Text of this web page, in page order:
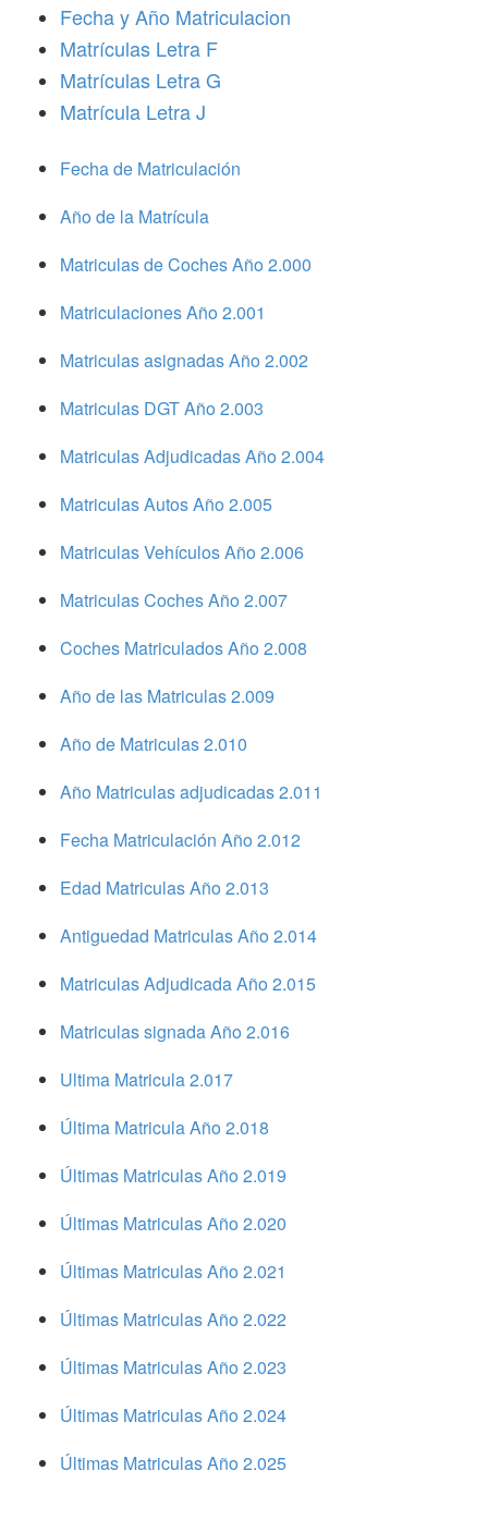
Fecha y Año Matriculacion
Matrículas Letra F
Matrículas Letra G
Matrícula Letra J
Fecha de Matriculación
Año de la Matrícula
Matriculas de Coches Año 2.000
Matriculaciones Año 2.001
Matriculas asignadas Año 2.002
Matriculas DGT Año 2.003
Matriculas Adjudicadas Año 2.004
Matriculas Autos Año 2.005
Matriculas Vehículos Año 2.006
Matriculas Coches Año 2.007
Coches Matriculados Año 2.008
Año de las Matriculas 2.009
Año de Matriculas 2.010
Año Matriculas adjudicadas 2.011
Fecha Matriculación Año 2.012
Edad Matriculas Año 2.013
Antiguedad Matriculas Año 2.014
Matriculas Adjudicada Año 2.015
Matriculas signada Año 2.016
Ultima Matricula 2.017
Última Matricula Año 2.018
Últimas Matriculas Año 2.019
Últimas Matriculas Año 2.020
Últimas Matriculas Año 2.021
Últimas Matriculas Año 2.022
Últimas Matriculas Año 2.023
Últimas Matriculas Año 2.024
Últimas Matriculas Año 2.025